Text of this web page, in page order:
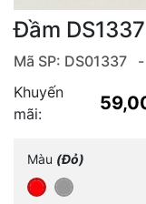
Đầm
Mã SP: DS01337 -
Khuyến
mãi:
Màu (Đỏ)